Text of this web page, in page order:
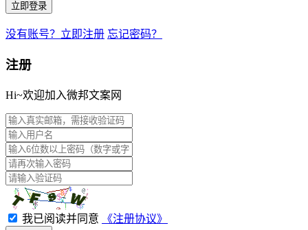
立即登录
没有账号？立即注册 忘记密码？
注册
Hi~欢迎加入微邦文案网
我已阅读并同意 《注册协议》